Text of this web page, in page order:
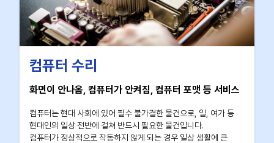
컴퓨터 수리
화면이 안나옴, 컴퓨터가 안켜짐, 컴퓨터 포맷 등 서비스
컴퓨터는 현대 사회에 있어 필수 불가결한 물건으로, 일, 여가 등
현대인의 일상 전반에 걸쳐 반드시 필요한 물건입니다.
컴퓨터가 정상적으로 작동하지 않게 되는 경우 일상 생활에 큰